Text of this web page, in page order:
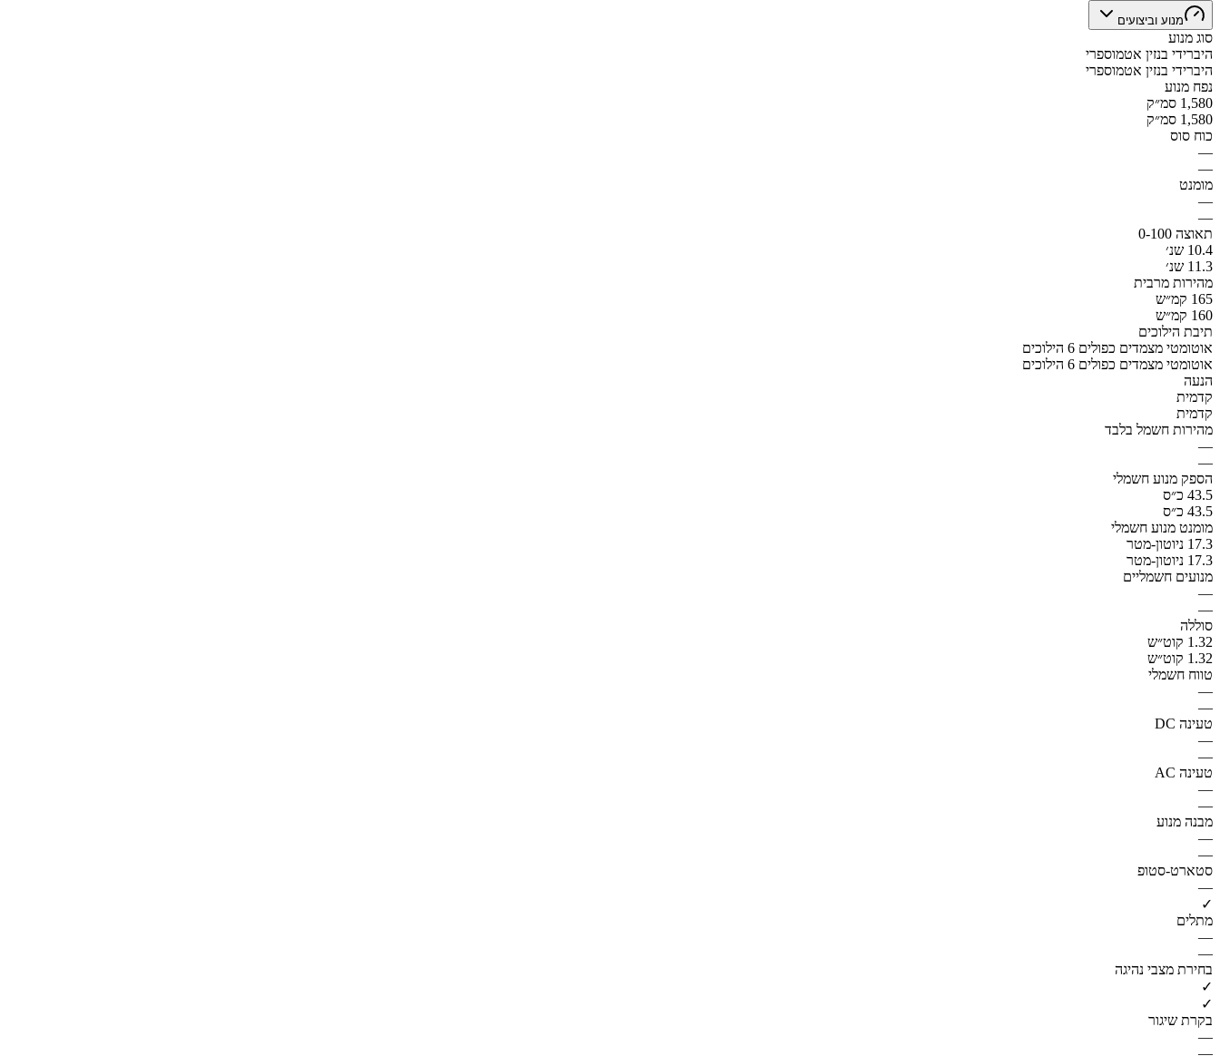
מנוע וביצועים
סוג מנוע
היברידי בנזין אטמוספרי
היברידי בנזין אטמוספרי
נפח מנוע
1,580 סמ״ק
1,580 סמ״ק
כוח סוס
—
—
מומנט
—
—
תאוצה 0-100
10.4 שנ׳
11.3 שנ׳
מהירות מרבית
165 קמ״ש
160 קמ״ש
תיבת הילוכים
אוטומטי מצמדים כפולים 6 הילוכים
אוטומטי מצמדים כפולים 6 הילוכים
הנעה
קדמית
קדמית
מהירות חשמל בלבד
—
—
הספק מנוע חשמלי
43.5 כ״ס
43.5 כ״ס
מומנט מנוע חשמלי
17.3 ניוטון-מטר
17.3 ניוטון-מטר
מנועים חשמליים
—
—
סוללה
1.32 קוט״ש
1.32 קוט״ש
טווח חשמלי
—
—
טעינה DC
—
—
טעינה AC
—
—
מבנה מנוע
—
—
סטארט-סטופ
—
✓
מתלים
—
—
בחירת מצבי נהיגה
✓
✓
בקרת שיגור
—
—